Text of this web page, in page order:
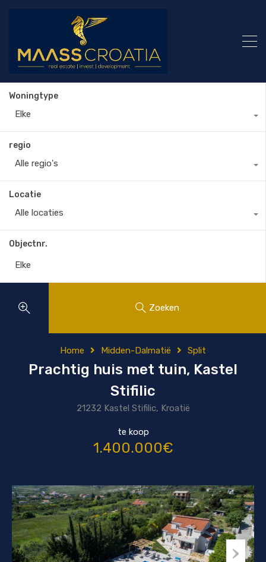
Woningtype
Elke
regio
Alle regio's
Locatie
Alle locaties
Objectnr.
Zoeken
Home Midden-Dalmatië Split
Prachtig huis met tuin, Kastel
Stifilic
21232 Kastel Stifilic, Kroatië
te koop
1.400.000€